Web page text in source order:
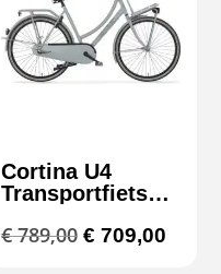
Cortina U4
Transportfiets
stadsfiets met 3
€789,00 € 709,00